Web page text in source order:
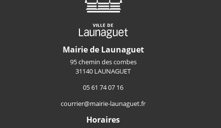
Mairie de Launaguet
95 chemin des combes
31140 LAUNAGUET
05 61 74 07 16
courrier@mairie-launaguet.fr
Horaires